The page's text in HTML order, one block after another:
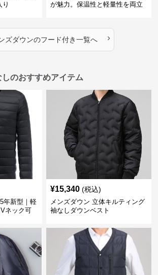
り
が魅力。保温性と軽量性を両立
ズダウンのフード付き一覧へ ›
のおすすめアイテム
新型｜軽
ネック可
¥15,340 (税込)
メンズダウン 立体キルティング
袖なしダウンベスト